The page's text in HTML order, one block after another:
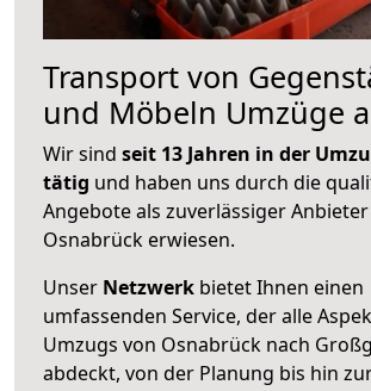
Transport von
und Möbeln Umzüge
Wir sind seit 13 Jahren in der
tätig und haben uns durch die
Angebote als zuverlässiger
Osnabrück erwiesen.
Unser Netzwerk bietet Ihnen einen
umfassenden Service, der alle
Umzugs von Osnabrück nach
abdeckt, von der Planung bis hin